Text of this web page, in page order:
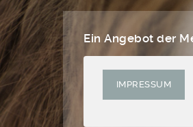
Ein Angebot der
IMPRESSUM